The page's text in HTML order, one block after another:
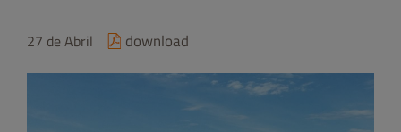
27 de Abril download